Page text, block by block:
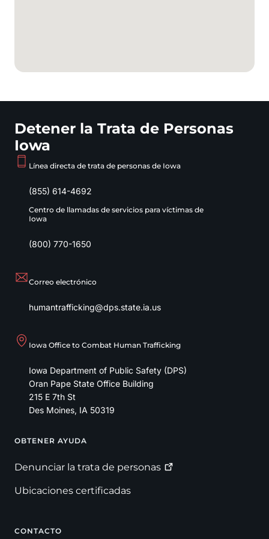
Detener la Trata de Personas
Iowa
Línea directa de trata de personas de Iowa
(855) 614-4692
Centro de llamadas de servicios para víctimas de
Iowa
(800) 770-1650
Correo electrónico
humantrafficking@dps.state.ia.us
Iowa Office to Combat Human Trafficking
Iowa Department of Public Safety (DPS)
Oran Pape State Office Building
215 E 7th St
Des Moines, IA 50319
Footer
OBTENER AYUDA
Denunciar la trata de personas
Ubicaciones certificadas
CONTACTO